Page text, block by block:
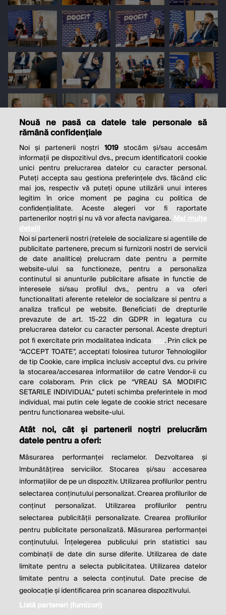
THE SOCIAL RESPONSIBILITY OF
BUSINESS IS TO INCREASE ITS
PROFITS.
Milton Friedman
© 2026 Profit.ro. Toate drepturile rezervate.
Dezvoltat de1616.ro
Contact Publicitate
Politica de cookie Politica de
confidențialitate
Setări cookies
este parte a
Nouă ne pasă ca datele tale personale să
rămână confidențiale
Noi și partenerii noștri 1019stocăm și/sau accesăm
informații pe dispozitivul dvs., precum identificatorii cookie
unici pentru prelucrarea datelor cu caracter personal.
Puteți accepta sau gestiona preferințele dvs. făcând clic
mai jos, respectiv vă puteți opune utilizării unui interes
legitim în orice moment pe pagina cu politica de
confidențialitate. Aceste alegeri vor fi raportate
partenerilor noștri și nu vă vor afecta navigarea. Mai multe
detalii
Noi si partenerii nostri (retelele de socializare si agentiile de
publicitate partenere, precum si furnizorii nostri de servicii
de date analitice) prelucram date pentru a permite
website-ului sa functioneze, pentru a personaliza
continutul si anunturile publicitare afisate in functie de
interesele si/sau profilul dvs., pentru a va oferi
functionalitati aferente retelelor de socializare si pentru a
analiza traficul pe website. Beneficiati de drepturile
prevazute de art. 15-22 din GDPR in legatura cu
prelucrarea datelor cu caracter personal. Aceste drepturi
pot fi exercitate prin modalitatea indicata aici. Prin click pe
“ACCEPT TOATE”, acceptati folosirea tuturor Tehnologiilor
de tip Cookie, care implica inclusiv acceptul dvs. cu privire
la stocarea/accesarea informatiilor de catre Vendor-ii cu
care colaboram. Prin click pe “VREAU SA MODIFIC
SETARILE INDIVIDUAL” puteti schimba preferintele in mod
individual, mai putin cele legate de cookie strict necesare
pentru functionarea website-ului.
Atât noi, cât și partenerii noștri prelucrăm
datele pentru a oferi:
Măsurarea performanței reclamelor. Dezvoltarea și
îmbunătățirea serviciilor. Stocarea și/sau accesarea
informațiilor de pe un dispozitiv. Utilizarea profilurilor pentru
selectarea conținutului personalizat. Crearea profilurilor de
conținut personalizat. Utilizarea profilurilor pentru
selectarea publicității personalizate. Crearea profilurilor
pentru publicitate personalizată. Măsurarea performanței
conținutului. Înțelegerea publicului prin statistici sau
combinații de date din surse diferite. Utilizarea de date
limitate pentru a selecta publicitatea. Utilizarea datelor
limitate pentru a selecta conținutul. Date precise de
geolocație și identificarea prin scanarea dispozitivului.
Listă parteneri (furnizori)